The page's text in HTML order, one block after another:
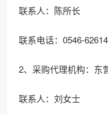
联系人：陈所长
联系电话：0546-
2、采购代理机构：东
联系人：刘女士